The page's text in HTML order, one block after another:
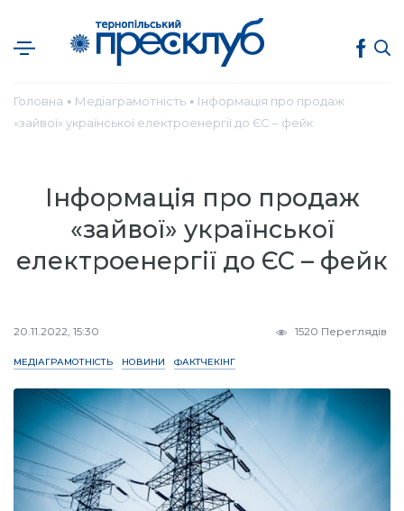
Головна ● Медіаграмотність ● Інформація про продаж
«зайвої» української електроенергії до ЄС – фейк
Інформація про продаж
«зайвої» української
електроенергії до ЄС – фейк
20.11.2022, 15:30 1520 Переглядів
МЕДІАГРАМОТНІСТЬ НОВИНИ ФАКТЧЕКІНГ